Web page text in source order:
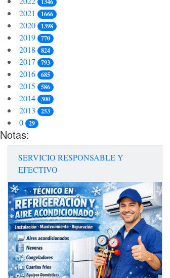
2021 1666
2020 1398
2019 770
2018 824
2017 793
2016 685
2015 586
2014 300
2013 253
0 29
Notas:
SERVICIO RESPONSABLE Y
EFECTIVO